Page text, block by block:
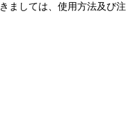
ましては、使用方法及び注